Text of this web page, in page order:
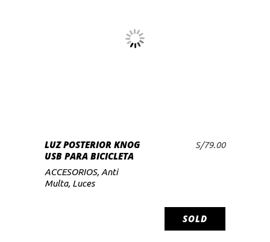
AÑADIR AL CARRITO
LUZ POSTERIOR KNOG
USB PARA BICICLETA
S/79.00
ACCESORIOS, Anti
Multa, Luces
SOLD